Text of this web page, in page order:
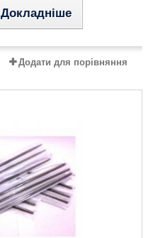
Докладніше
Додати для порівняння